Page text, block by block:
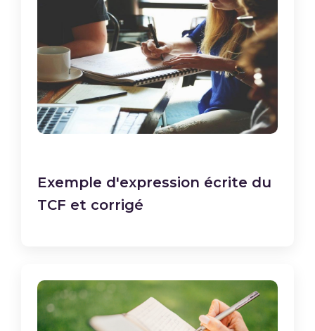
Exemple d'expression écrite du
TCF et corrigé